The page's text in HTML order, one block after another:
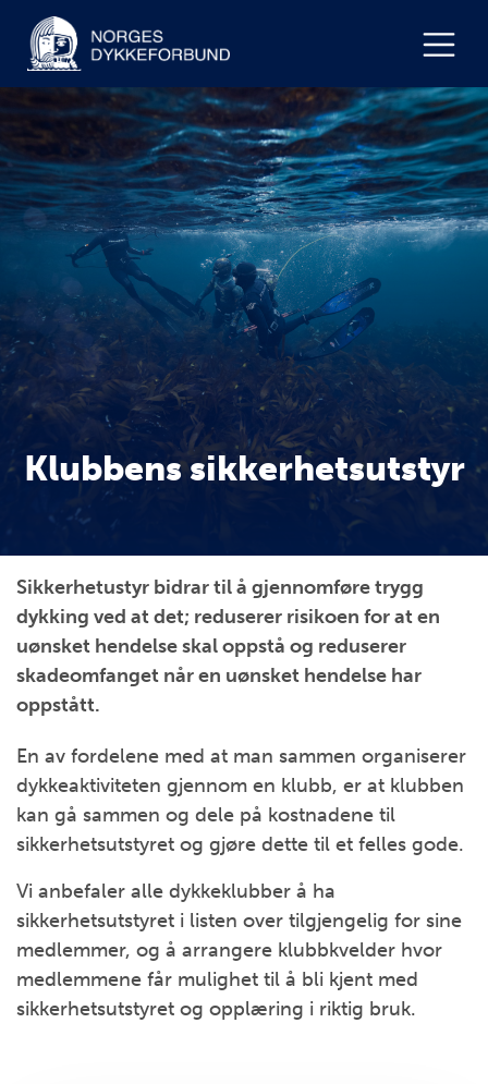
Klubbens sikkerhetsutstyr
Sikkerhetustyr bidrar til å gjennomføre trygg
dykking ved at det; reduserer risikoen for at en
uønsket hendelse skal oppstå og reduserer
skadeomfanget når en uønsket hendelse har
oppstått.
En av fordelene med at man sammen organiserer
dykkeaktiviteten gjennom en klubb, er at klubben
kan gå sammen og dele på kostnadene til
sikkerhetsutstyret og gjøre dette til et felles gode.
Vi anbefaler alle dykkeklubber å ha
sikkerhetsutstyret i listen over tilgjengelig for sine
medlemmer, og å arrangere klubbkvelder hvor
medlemmene får mulighet til å bli kjent med
sikkerhetsutstyret og opplæring i riktig bruk.